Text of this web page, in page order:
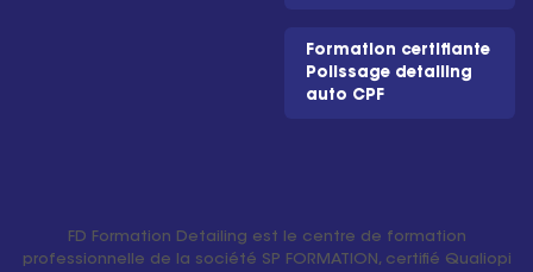
Formation certifiante
Polissage detailing
auto CPF
FD Formation Detailing est le centre de formation
professionnelle de la société SP FORMATION, certifié Qualiopi